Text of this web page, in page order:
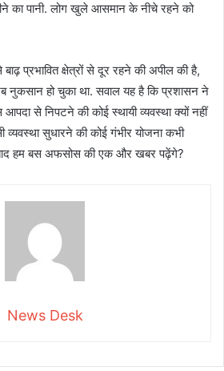
का पानी. लोग खुले आसमान के नीचे रहने को
प्रभावित क्षेत्रों से दूर रहने की अपील की है,
नुकसान हो चुका था. सवाल यह है कि प्रशासन ने
आपदा से निपटने की कोई स्थायी व्यवस्था क्यों नहीं
सुधारने की कोई गंभीर योजना कभी
बाद हम बस अफसोस की एक और खबर पढ़ेंगे?
News Desk